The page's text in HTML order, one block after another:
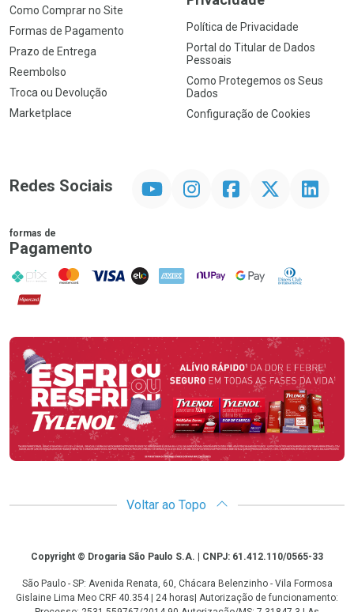
Como Comprar no Site
Formas de Pagamento
Prazo de Entrega
Reembolso
Troca ou Devolução
Marketplace
Política de Privacidade
Portal do Titular de Dados
Pessoais
Como Protegemos os Seus
Dados
Configuração de Cookies
Redes Sociais InstagramFacebook Linkedin
formas de
Pagamento
PIX MasterCard
VISA ELO AMEX NuPay Google PayDiners Club
Hipercard
Promoção em Destaque
Voltar ao Topo
CopyrightCopyright © Drogaria São Paulo S.A. | CNPJ: 61.412.110/0565-33
São Paulo - SP: Avenida Renata, 60, Chácara Belenzinho - Vila Formosa
Gislaine Lima Meo CRF 40.354 | 24 horas| Autorização de funcionamento: